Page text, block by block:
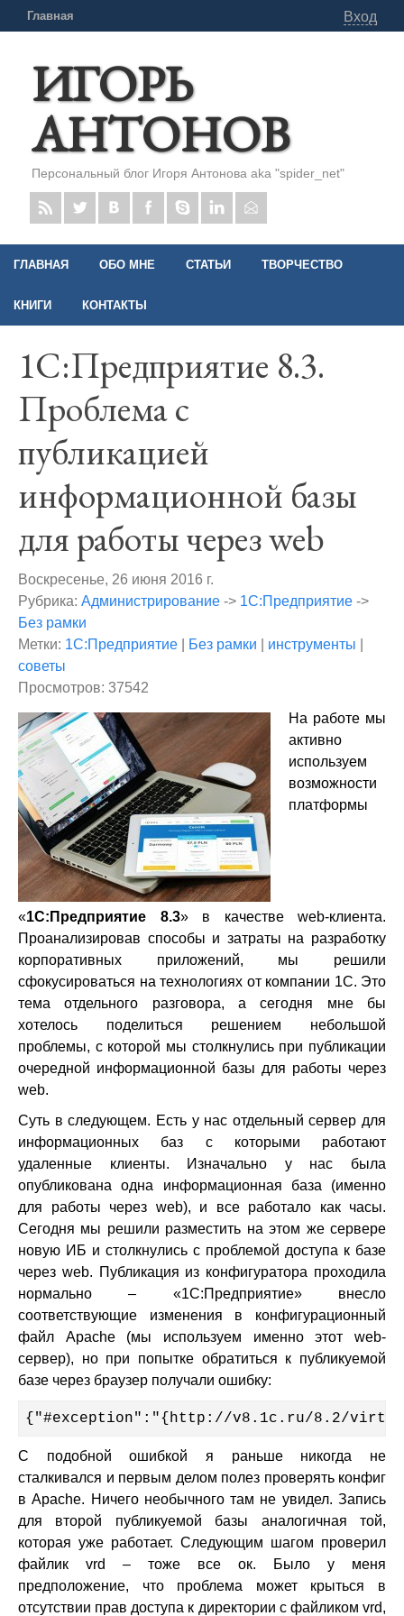
Главная Вход
ИГОРЬ
АНТОНОВ
Персональный блог Игоря Антонова aka "spider_net"
ГЛАВНАЯ ОБО МНЕ СТАТЬИ ТВОРЧЕСТВО
КНИГИ КОНТАКТЫ
1С:Предприятие 8.3.
Проблема с
публикацией
информационной базы
для работы через web
Воскресенье, 26 июня 2016 г.
Рубрика: Администрирование -> 1С:Предприятие ->
Без рамки
Метки: 1С:Предприятие Без рамки инструменты
советы
Просмотров: 37542
На работе мы
активно
используем
возможности
платформы
«1С:Предприятие 8.3» в качестве web-клиента.
Проанализировав способы и затраты на разработку
корпоративных приложений, мы решили
сфокусироваться на технологиях от компании 1С. Это
тема отдельного разговора, а сегодня мне бы
хотелось поделиться решением небольшой
проблемы, с которой мы столкнулись при публикации
очередной информационной базы для работы через
web.
Суть в следующем. Есть у нас отдельный сервер для
информационных баз с которыми работают
удаленные клиенты. Изначально у нас была
опубликована одна информационная база (именно
для работы через web), и все работало как часы.
Сегодня мы решили разместить на этом же сервере
новую ИБ и столкнулись с проблемой доступа к базе
через web. Публикация из конфигуратора проходила
нормально – «1С:Предприятие» внесло
соответствующие изменения в конфигурационный
файл Apache (мы используем именно этот web-
сервер), но при попытке обратиться к публикуемой
базе через браузер получали ошибку:
{"#exception":"{http://v8.1c.ru/8.2/virtual-
С подобной ошибкой я раньше никогда не
сталкивался и первым делом полез проверять конфиг
в Apache. Ничего необычного там не увидел. Запись
для второй публикуемой базы аналогичная той,
которая уже работает. Следующим шагом проверил
файлик vrd – тоже все ок. Было у меня
предположение, что проблема может крыться в
отсутствии прав доступа к директории с файликом vrd,